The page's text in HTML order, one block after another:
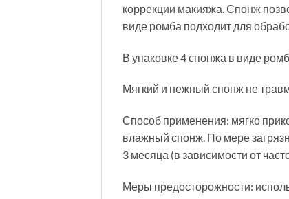
коррекции макияжа. Спонж
виде ромба подходит для
В упаковке 4 спонжа в виде
Мягкий и нежный спонж не
Способ применения: мягко
влажный спонж. По мере
3 месяца (в зависимости от
Меры предосторожности: